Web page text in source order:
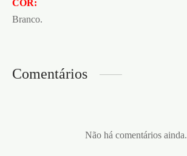
COR:
Branco.
Comentários
Não há comentários ainda.